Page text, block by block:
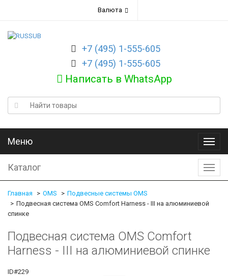
Валюта
+7 (495) 1-555-605
+7 (495) 1-555-605
Написать в WhatsApp
Меню
Меню
Каталог
Главная OMS
Подвесные системы OMS
Подвесная сиcтема OMS Comfort Harness - III на алюминиевой
спинке
Подвесная сиcтема OMS Comfort
Harness - III на алюминиевой спинке
ID#229